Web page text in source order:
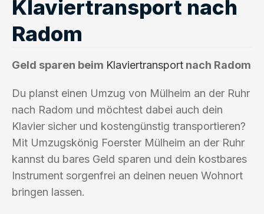
Klaviertransport nach
Radom
Geld sparen beim Klaviertransport nach Radom
Du planst einen Umzug von Mülheim an der Ruhr
nach Radom und möchtest dabei auch dein
Klavier sicher und kostengünstig transportieren?
Mit Umzugskönig Foerster Mülheim an der Ruhr
kannst du bares Geld sparen und dein kostbares
Instrument sorgenfrei an deinen neuen Wohnort
bringen lassen.